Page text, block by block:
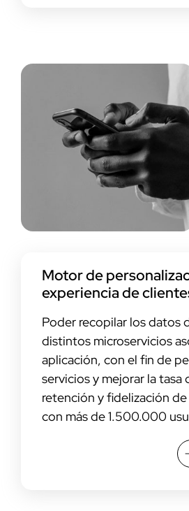
Motor de
experiencia de
Poder recopilar los datos
distintos microservicios
aplicación, con el fin de
servicios y mejorar la tasa
retención y fidelización
con más de 1.500.000